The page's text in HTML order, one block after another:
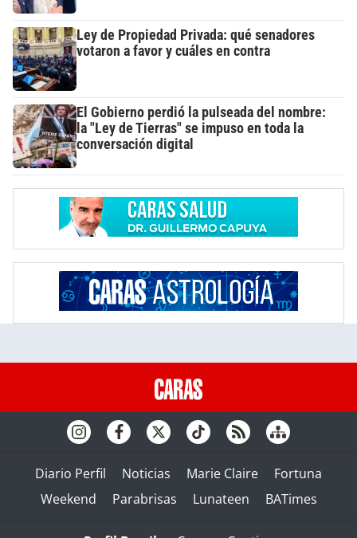
Ley de Propiedad Privada: qué senadores
votaron a favor y cuáles en contra
El Gobierno perdió la pulseada del nombre:
la "Ley de Tierras" se impuso en toda la
conversación digital
Diario Perfil Noticias Marie Claire
Fortuna
Weekend
Parabrisas Lunateen BATimes